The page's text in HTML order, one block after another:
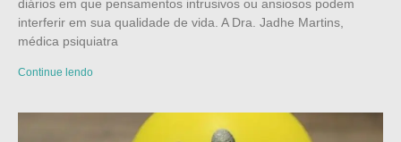
diários em que pensamentos intrusivos ou ansiosos podem
interferir em sua qualidade de vida. A Dra. Jadhe Martins,
médica psiquiatra
Continue lendo